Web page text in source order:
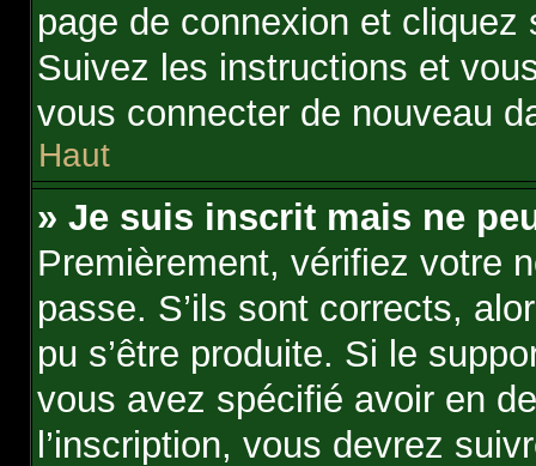
page de connexion et
Suivez les instructions et
vous connecter de nouveau
Haut
» Je suis inscrit mais ne
Premièrement, vérifiez votre
passe. S’ils sont corrects,
pu s’être produite. Si le
vous avez spécifié avoir en
l’inscription, vous devrez